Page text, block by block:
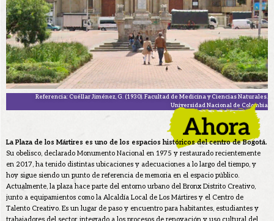
Referencia: Cuéllar Jiménez, G. (1930). Facultad de Medicina y Ciencias Naturales.
Universidad Nacional de Colombia
La Plaza de los Mártires es uno de los espacios históricos del centro de Bogotá.
Su obelisco, declarado Monumento Nacional en 1975 y restaurado recientemente
en 2017, ha tenido distintas ubicaciones y adecuaciones a lo largo del tiempo, y
hoy sigue siendo un punto de referencia de memoria en el espacio público.
Actualmente, la plaza hace parte del entorno urbano del Bronx Distrito Creativo,
junto a equipamientos como la Alcaldía Local de Los Mártires y el Centro de
Talento Creativo. Es un lugar de paso y encuentro para habitantes, estudiantes y